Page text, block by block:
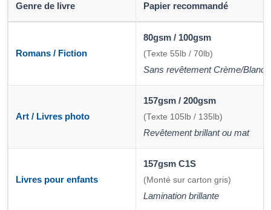
Genre de livre Papier recommandé
Romans / Fiction
80gsm / 100gsm
(Texte 55lb / 70lb)
Sans revêtement Crème/Blanc
Art / Livres photo
157gsm / 200gsm
(Texte 105lb / 135lb)
Revêtement brillant ou mat
Livres pour enfants
157gsm C1S
(Monté sur carton gris)
Lamination brillante